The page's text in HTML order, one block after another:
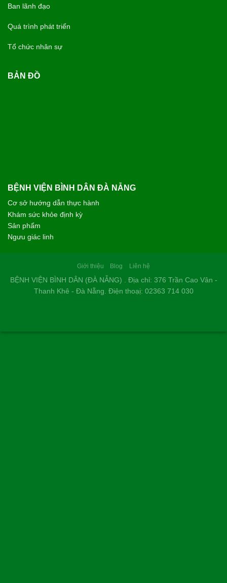
Ban lãnh đạo
Quá trình phát triển
Tổ chức nhân sự
BẢN ĐỒ
BỆNH VIỆN BÌNH DÂN ĐÀ NẴNG
Cơ sở hướng dẫn thực hành
Khám sức khỏe định kỳ
Sản phẩm
Ngưu giác linh
Giới thiệu Blog Liên hệ
BỆNH VIỆN BÌNH DÂN (ĐÀ NẴNG) . Địa chỉ: 376 Trần Cao Vân -
Thanh Khê - Đà Nẵng. Điện thoạị: 02363 714 030